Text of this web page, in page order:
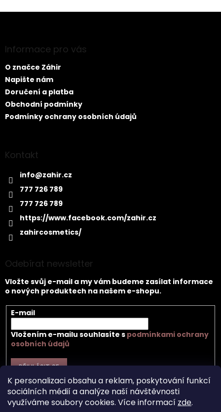
K personalizaci obsahu a reklam, poskytování funkcí
sociálních médií a analýze naší návštěvnosti
využíváme soubory cookies. Více informací zde.
Z
aInformace pro vás
O značce Záhir
Napište nám
Doručení a platba
Obchodní podmínky
Podmínky ochrany osobních údajů
Kontakt
info@zahir.cz
777 726 789
777 726 789
https://www.facebook.com/zahir.cz
zahircosmetics/
Odebírat newsletter
Vložte svůj e-mail a my vám budeme zasílat informace
o nových produktech na našem e-shopu.
E-mail
Vložením e-mailu souhlasíte s podmínkami ochrany
osobních údajů
PŘIHLÁSIT SE